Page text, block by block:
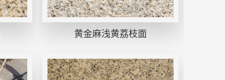
黄金麻浅黄荔枝面